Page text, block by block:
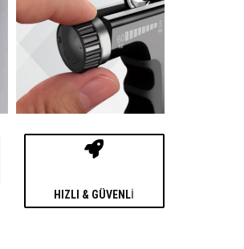
HIZLI & GÜVENLI